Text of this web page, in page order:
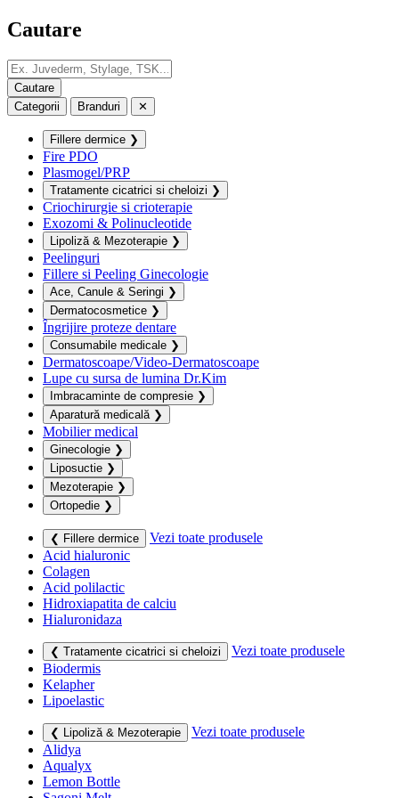
Cautare
Categorii Branduri ✕
Fillere dermice ❯
Fire PDO
Plasmogel/PRP
Tratamente cicatrici si cheloizi ❯
Criochirurgie si crioterapie
Exozomi & Polinucleotide
Lipoliză & Mezoterapie ❯
Peelinguri
Fillere si Peeling Ginecologie
Ace, Canule & Seringi ❯
Dermatocosmetice ❯
Îngrijire proteze dentare
Consumabile medicale ❯
Dermatoscoape/Video-Dermatoscoape
Lupe cu sursa de lumina Dr.Kim
Imbracaminte de compresie ❯
Aparatură medicală ❯
Mobilier medical
Ginecologie ❯
Liposuctie ❯
Mezoterapie ❯
Ortopedie ❯
❮ Fillere dermice
Vezi toate produsele
Acid hialuronic
Colagen
Acid polilactic
Hidroxiapatita de calciu
Hialuronidaza
❮ Tratamente cicatrici si cheloizi
Vezi toate produsele
Biodermis
Kelapher
Lipoelastic
❮ Lipoliză & Mezoterapie
Vezi toate produsele
Alidya
Aqualyx
Lemon Bottle